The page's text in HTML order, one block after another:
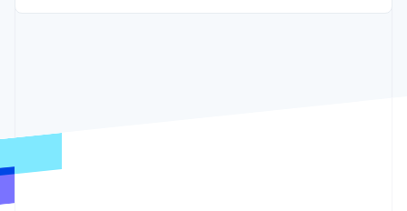
Rimozione del carbonio